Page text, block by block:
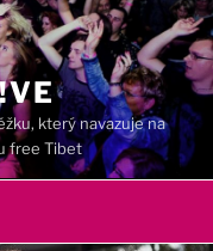
který navazuje na
free Tibet